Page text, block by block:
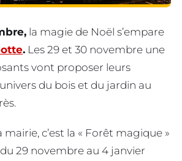
la magie de Noël s’empare
. Les 29 et 30 novembre une
vont proposer leurs
du bois et du jardin au
mairie, c’est la « Forêt magique »
du 29 novembre au 4 janvier